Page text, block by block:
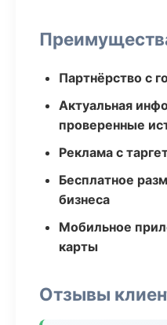
Партнёрство с
Актуальная
проверенные
Реклама с
Бесплатное
бизнеса
Мобильное
карты
Отзывы